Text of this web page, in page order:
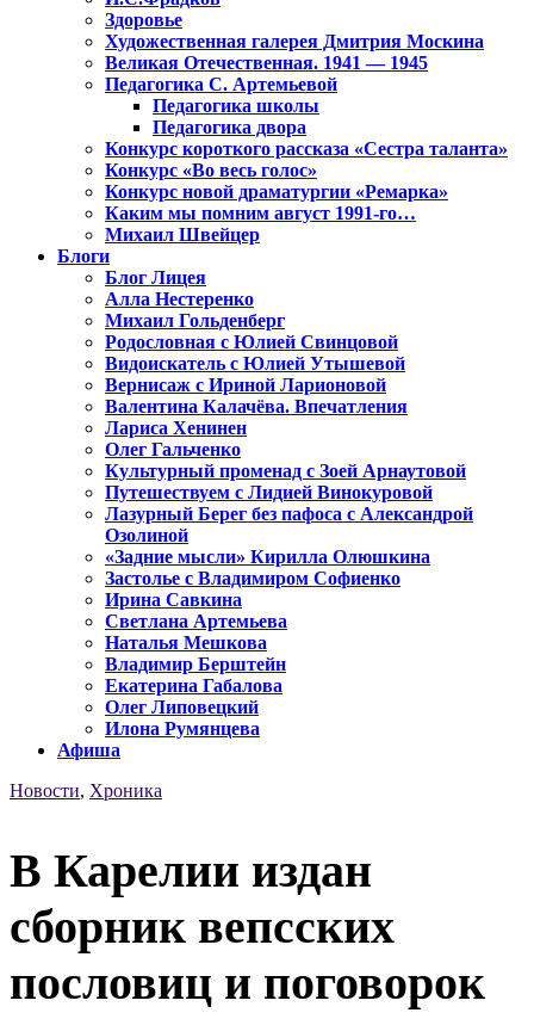
Здоровье
Художественная галерея Дмитрия Москина
Великая Отечественная. 1941 — 1945
Педагогика С. Артемьевой
Педагогика школы
Педагогика двора
Конкурс короткого рассказа «Сестра таланта»
Конкурс «Во весь голос»
Конкурс новой драматургии «Ремарка»
Каким мы помним август 1991-го…
Михаил Швейцер
Блоги
Блог Лицея
Алла Нестеренко
Михаил Гольденберг
Родословная с Юлией Свинцовой
Видоискатель с Юлией Утышевой
Вернисаж с Ириной Ларионовой
Валентина Калачёва. Впечатления
Лариса Хенинен
Олег Гальченко
Культурный променад с Зоей Арнаутовой
Путешествуем с Лидией Винокуровой
Лазурный Берег без пафоса с Александрой
Озолиной
«Задние мысли» Кирилла Олюшкина
Застолье с Владимиром Софиенко
Ирина Савкина
Светлана Артемьева
Наталья Мешкова
Владимир Берштейн
Екатерина Габалова
Олег Липовецкий
Илона Румянцева
Афиша
Новости, Хроника
В Карелии издан
сборник вепсских
пословиц и поговорок